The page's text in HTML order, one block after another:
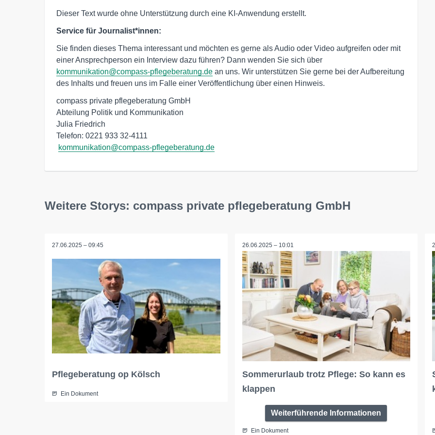
Dieser Text wurde ohne Unterstützung durch eine KI-Anwendung erstellt.
Service für Journalist*innen:
Sie finden dieses Thema interessant und möchten es gerne als Audio oder Video aufgreifen oder mit
einer Ansprechperson ein Interview dazu führen? Dann wenden Sie sich über
kommunikation@compass-pflegeberatung.de an uns. Wir unterstützen Sie gerne bei der Aufbereitung
des Inhalts und freuen uns im Falle einer Veröffentlichung über einen Hinweis.
compass private pflegeberatung GmbH
Abteilung Politik und Kommunikation
Julia Friedrich
Telefon: 0221 933 32-4111
kommunikation@compass-pflegeberatung.de
Weitere Storys: compass private pflegeberatung GmbH
27.06.2025 – 09:45
Pflegeberatung op Kölsch
Ein Dokument
26.06.2025 – 10:01
Sommerurlaub trotz Pflege: So kann es
klappen
Weiterführende Informationen
Ein Dokument